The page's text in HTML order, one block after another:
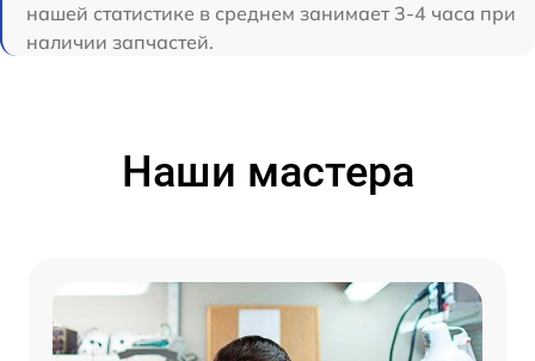
нашей статистике в среднем занимает 3-4 часа при
наличии запчастей.
Наши мастера